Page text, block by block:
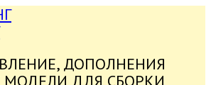
ДОПОЛНЕНИЯ
ДЛЯ СБОРКИ